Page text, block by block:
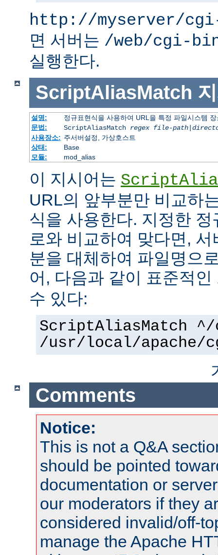
http://myserver/
면 서버는 /web/cgi-
실행한다.
ScriptAliasMatch
설명:
정규표현식을 사용하여 URL을 특정 파일시스템
문법:
ScriptAliasMatch regex file-path|
사용장소: 주서버설정, 가상호스트
상태:
Base
모듈:
mod_alias
이 지시어는
URL의 앞부분만 비교하
식을 사용한다. 지정한
로와 비교하여 맞다면,
분을 대체하여 파일명으
어, 다음과 같이 표준적인
수 있다:
ScriptAliasMatch
/usr/local/apache/
Comments
Notice:
This is not a Q&A
should be pointed
documentation or
our moderators if they
considered invalid/off-
manage the Apache